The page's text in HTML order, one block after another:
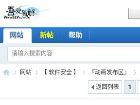
网站 新帖 帮助
网站 【 软件安全 】 『动画发布区』
1
返回列表